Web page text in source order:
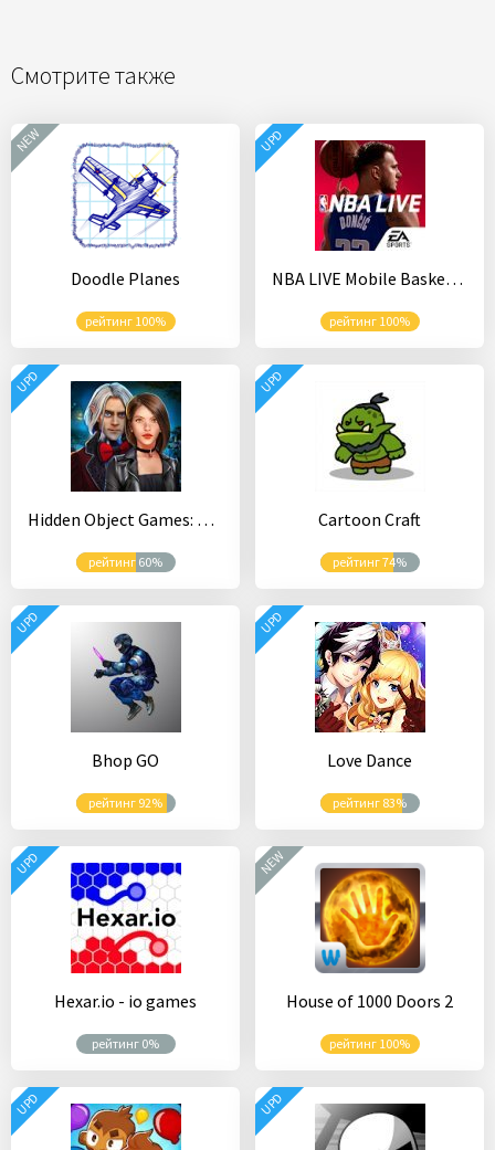
Смотрите также
Doodle Planes
рейтинг 100%
NEW
NBA LIVE Mobile Basketball
рейтинг 100%
UPD
Hidden Object Games: Mystery of the City
рейтинг 60%
UPD
Cartoon Craft
рейтинг 74%
UPD
Bhop GO
рейтинг 92%
UPD
Love Dance
рейтинг 83%
UPD
Hexar.io - io games
рейтинг 0%
UPD
House of 1000 Doors 2
рейтинг 100%
NEW
UPD UPD